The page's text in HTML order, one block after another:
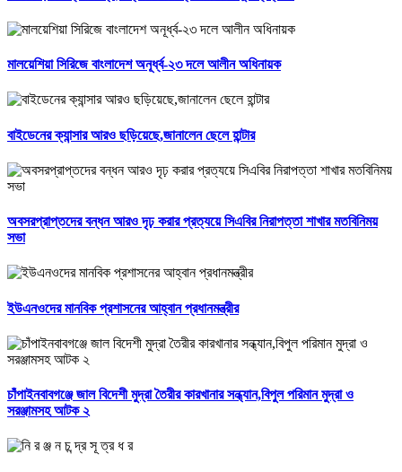
মালয়েশিয়া সিরিজে বাংলাদেশ অনূর্ধ্ব-২৩ দলে আলীন অধিনায়ক
বাইডেনের ক্যান্সার আরও ছড়িয়েছে,জানালেন ছেলে হান্টার
অবসরপ্রাপ্তদের বন্ধন আরও দৃঢ় করার প্রত্যয়ে সিএবির নিরাপত্তা শাখার মতবিনিময়
সভা
ইউএনওদের মানবিক প্রশাসনের আহ্বান প্রধানমন্ত্রীর
চাঁপাইনবাবগঞ্জে জাল বিদেশী মুদ্রা তৈরীর কারখানার সন্ধ্যান,বিপুল পরিমান মুদ্রা ও
সরঞ্জামসহ আটক ২